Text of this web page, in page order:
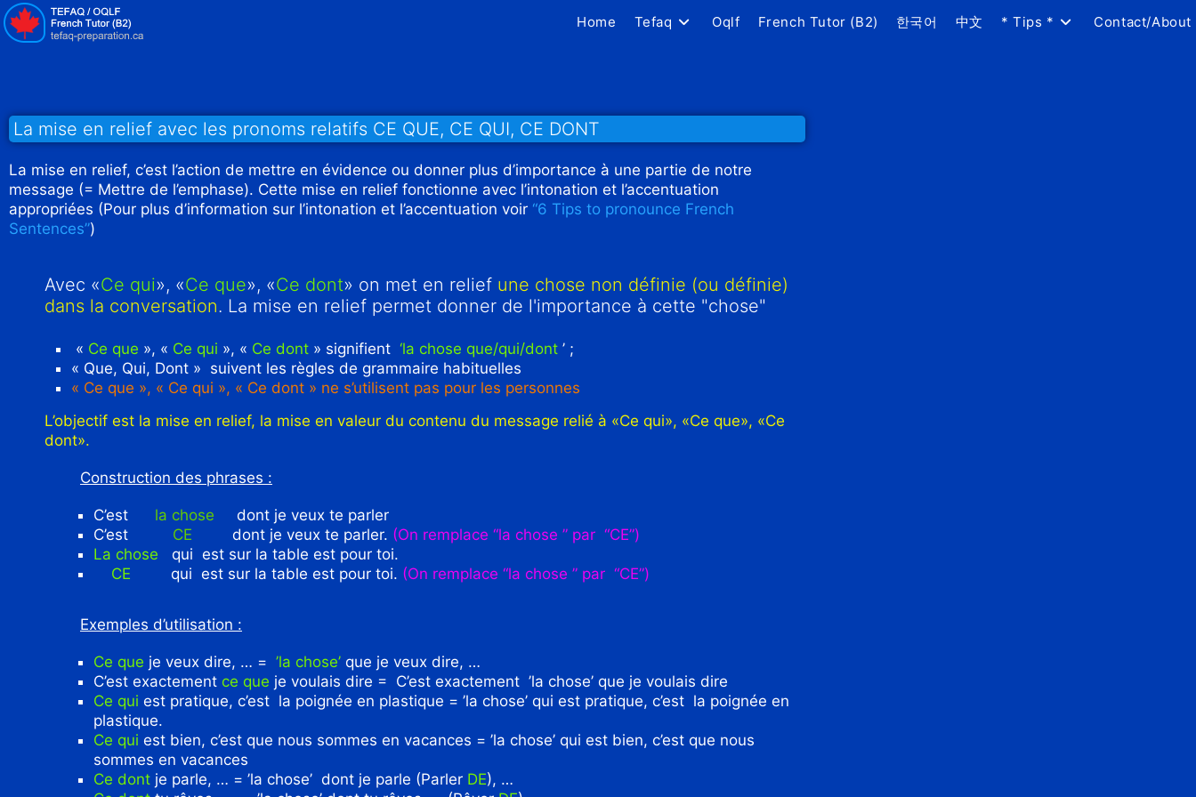
Home Tefaq Oqlf French Tutor (B2) 한국어 中文 * Tips * Contact/About
La mise en relief avec les pronoms relatifs CE QUE, CE QUI, CE DONT
La mise en relief, c’est l’action de mettre en évidence ou donner plus d’importance à une partie de notre
message (= Mettre de l’emphase). Cette mise en relief fonctionne avec l’intonation et l’accentuation
appropriées (Pour plus d’information sur l’intonation et l’accentuation voir “6 Tips to pronounce French
Sentences”)
Avec «Ce qui», «Ce que», «Ce dont» on met en relief une chose non définie (ou définie)
dans la conversation. La mise en relief permet donner de l'importance à cette "chose"
« Ce que », « Ce qui », « Ce dont » signifient ‘la chose que/qui/dont ’ ;
« Que, Qui, Dont » suivent les règles de grammaire habituelles
« Ce que », « Ce qui », « Ce dont » ne s’utilisent pas pour les personnes
L’objectif est la mise en relief, la mise en valeur du contenu du message relié à «Ce qui», «Ce que», «Ce
dont».
Construction des phrases :
C’est la chose dont je veux te parler
C’est CE dont je veux te parler. (On remplace “la chose ” par “CE”)
La chose qui est sur la table est pour toi.
CE qui est sur la table est pour toi. (On remplace “la chose ” par “CE”)
Exemples d’utilisation :
Ce que je veux dire, … = ’la chose’ que je veux dire, …
C’est exactement ce que je voulais dire = C’est exactement ’la chose’ que je voulais dire
Ce qui est pratique, c’est la poignée en plastique = ’la chose’ qui est pratique, c’est la poignée en
plastique.
Ce qui est bien, c’est que nous sommes en vacances = ’la chose’ qui est bien, c’est que nous
sommes en vacances
Ce dont je parle, … = ’la chose’ dont je parle (Parler DE), …